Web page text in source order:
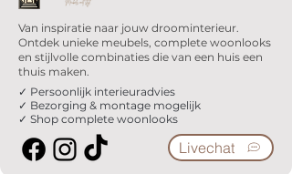
Van inspiratie naar jouw droominterieur.
Ontdek unieke meubels, complete woonlooks
en stijlvolle combinaties die van een huis een
thuis maken.
✓ Persoonlijk interieuradvies
✓ Bezorging & montage mogelijk
✓ Shop complete woonlooks
Livechat